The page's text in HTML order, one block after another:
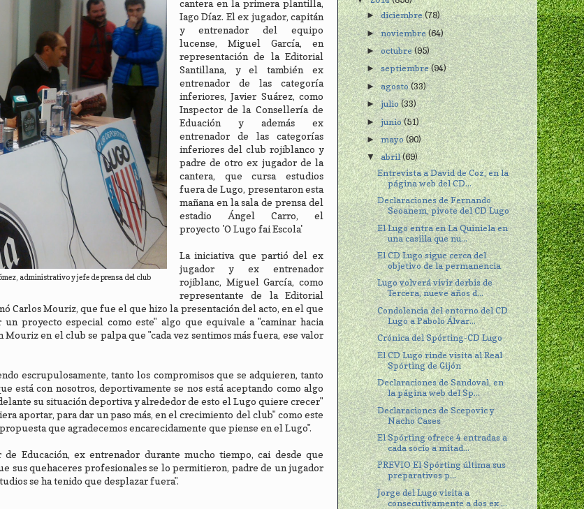
administrativo y jefe de prensa del club
cantera en la primera plantilla,
Iago Díaz. El ex jugador, capitán
y entrenador del equipo
lucense, Miguel García, en
representación de la Editorial
Santillana, y el también ex
entrenador de las categoría
inferiores, Javier Suárez, como
Inspector de la Consellería de
Eduación y además ex
entrenador de las categorías
inferiores del club rojiblanco y
padre de otro ex jugador de la
cantera, que cursa estudios
fuera de Lugo, presentaron esta
mañana en la sala de prensa del
estadio Ángel Carro, el
proyecto 'O Lugo fai Escola'
La iniciativa que partió del ex
jugador y ex entrenador
rojiblanc, Miguel García, como
representante de la Editorial
Carlos Mouriz, que fue el que hizo la presentación del acto, en el que
proyecto especial como este" algo que equivale a "caminar hacia
en el club se palpa que "cada vez sentimos más fuera, ese valor
escrupulosamente, tanto los compromisos que se adquieren, tanto
está con nosotros, deportivamente se nos está aceptando como algo
su situación deportiva y alrededor de esto el Lugo quiere crecer"
aportar, para dar un paso más, en el crecimiento del club" como este
que agradecemos encarecidamente que piense en el Lugo".
Educación, ex entrenador durante mucho tiempo, cai desde que
sus quehaceres profesionales se lo permitieron, padre de un jugador
se ha tenido que desplazar fuera".
►diciembre(78)
►noviembre(64)
►octubre(95)
►septiembre(94)
►agosto(33)
►julio(33)
►junio(51)
►mayo(90)
▼abril(69)
Entrevista a David de Coz, en la
página web del CD...
Declaraciones de Fernando
Seoanem, pivote del CD Lugo
El Lugo entra en La Quiniela en
una casilla que nu...
El CD Lugo sigue cerca del
objetivo de la permanencia
Lugo volverá vivir derbis de
Tercera, nueve años d...
Condolencia del entorno del CD
Lugo a Pabolo Álvar...
Crónica del Spórting-CD Lugo
El CD Lugo rinde visita al Real
Spórting de Gijón
Declaraciones de Sandoval, en
la página web del Sp...
Declaraciones de Scepovic y
Nacho Cases
El Spórting ofrece 4 entradas a
cada socio a mitad...
PREVIO El Spórting última sus
preparativos p...
Jorge del Lugo visita a
consecutivamente a dos ex ...